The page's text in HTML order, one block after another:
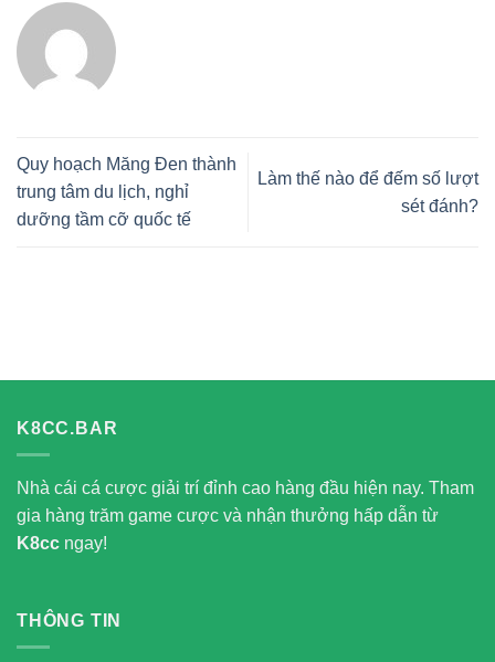
Quy hoạch Măng Đen thành
trung tâm du lịch, nghỉ
dưỡng tầm cỡ quốc tế
Làm thế nào để đếm số lượt
sét đánh?
K8CC.BAR
Nhà cái cá cược giải trí đỉnh cao hàng đầu hiện nay. Tham
gia hàng trăm game cược và nhận thưởng hấp dẫn từ
K8cc ngay!
THÔNG TIN